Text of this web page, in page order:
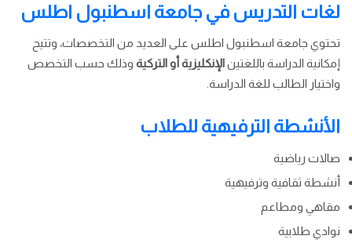
لغات التدريس في جامعة اسطنبول اطلس
تحتوي جامعة اسطنبول اطلس على العديد من التخصصات، وتتيح
إمكانية الدراسة باللغتينالإنكليزية أو التركية وذلك حسب التخصص
واختيار الطالب للغة الدراسة.
الأنشطة الترفيهية للطلاب
صالات رياضية
أنشطة ثقافية وترفيهية
مقاهي ومطاعم
نوادي طلابية